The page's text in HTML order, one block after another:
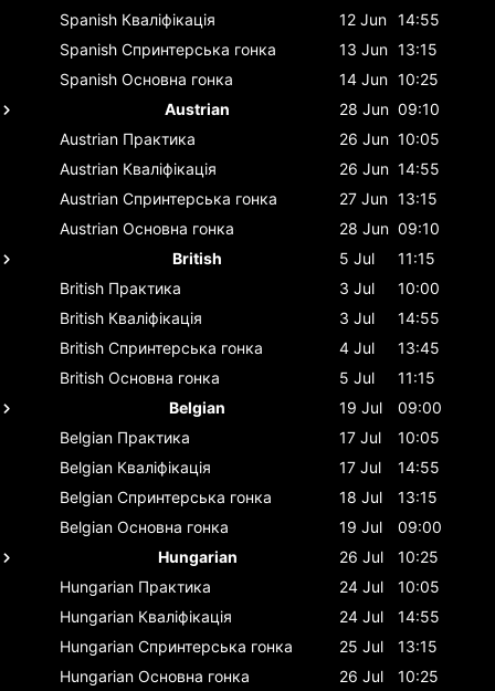
Spanish Кваліфікація 12 Jun 14:55
Spanish Спринтерська гонка 13 Jun 13:15
Spanish Основна гонка 14 Jun 10:25
Austrian
28 Jun 09:10
Austrian Практика 26 Jun 10:05
Austrian Кваліфікація 26 Jun 14:55
Austrian Спринтерська гонка 27 Jun 13:15
Austrian Основна гонка 28 Jun 09:10
British
5 Jul
11:15
British Практика 3 Jul
10:00
British Кваліфікація 3 Jul
14:55
British Спринтерська гонка 4 Jul
13:45
British Основна гонка 5 Jul
11:15
Belgian
19 Jul
09:00
Belgian Практика 17 Jul
10:05
Belgian Кваліфікація 17 Jul
14:55
Belgian Спринтерська гонка 18 Jul
13:15
Belgian Основна гонка 19 Jul
09:00
Hungarian
26 Jul
10:25
Hungarian Практика 24 Jul
10:05
Hungarian Кваліфікація 24 Jul
14:55
Hungarian Спринтерська гонка 25 Jul
13:15
Hungarian Основна гонка 26 Jul
10:25